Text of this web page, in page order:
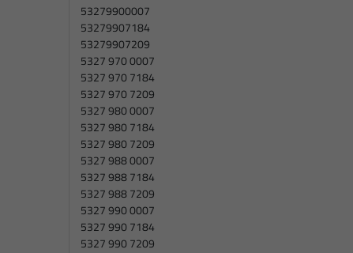
53279900007
53279907184
53279907209
5327 970 0007
5327 970 7184
5327 970 7209
5327 980 0007
5327 980 7184
5327 980 7209
5327 988 0007
5327 988 7184
5327 988 7209
5327 990 0007
5327 990 7184
5327 990 7209